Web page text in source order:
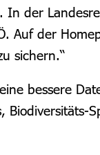
In der
Auf der
sichern.“
bessere